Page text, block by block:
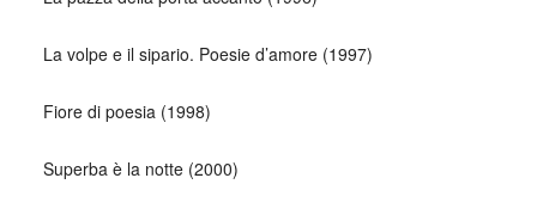
La volpe e il sipario. Poesie d’amore (1997)
Fiore di poesia (1998)
Superba è la notte (2000)